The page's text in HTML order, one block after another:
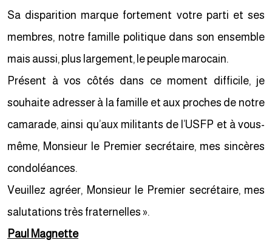
Sa disparition marque fortement votre parti et ses
membres, notre famille politique dans son ensemble
mais aussi, plus largement, le peuple marocain.
Présent à vos côtés dans ce moment difficile, je
souhaite adresser à la famille et aux proches de notre
camarade, ainsi qu’aux militants de l’USFP et à vous-
même, Monsieur le Premier secrétaire, mes sincères
condoléances.
Veuillez agréer, Monsieur le Premier secrétaire, mes
salutations très fraternelles ».
Paul Magnette